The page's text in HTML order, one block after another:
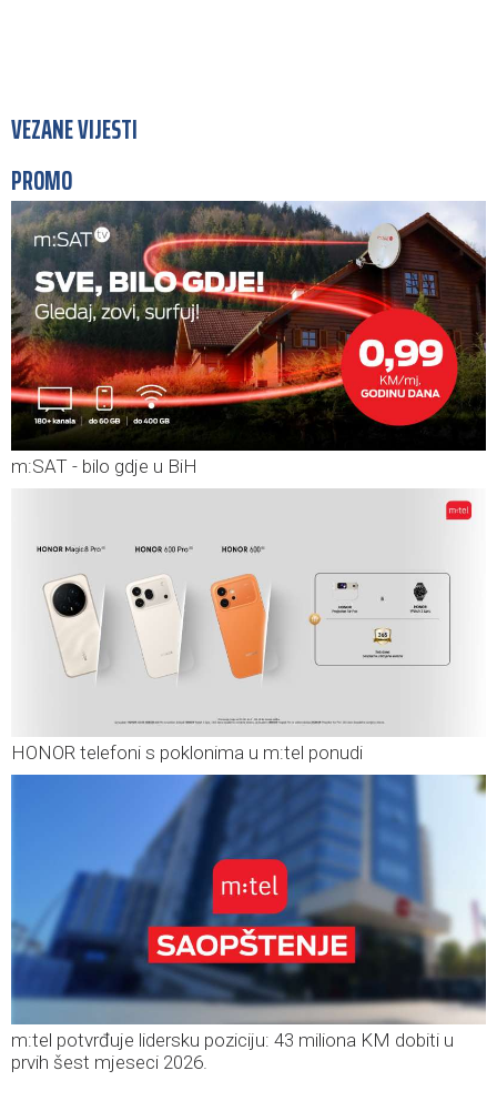
VEZANE VIJESTI
PROMO
m:SAT - bilo gdje u BiH
HONOR telefoni s poklonima u m:tel ponudi
m:tel potvrđuje lidersku poziciju: 43 miliona KM dobiti u
prvih šest mjeseci 2026.